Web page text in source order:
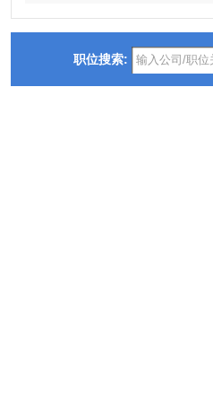
职位搜索: